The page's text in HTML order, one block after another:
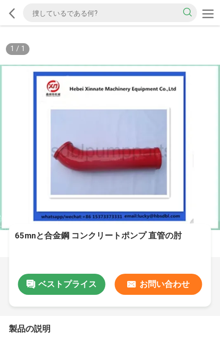
1 / 1
65mnと合金鋼 コンクリートポンプ 直管の肘
ベストプライス お問い合わせ
製品の説明